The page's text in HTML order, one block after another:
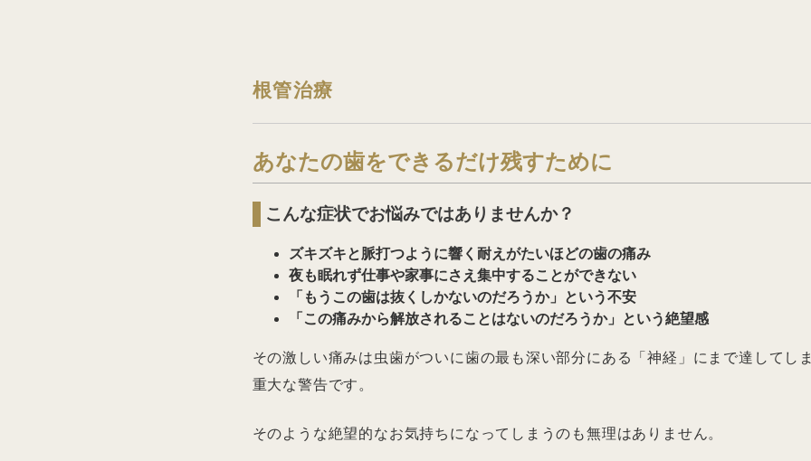
根管治療
あなたの歯をできるだけ残すために
こんな症状でお悩みではありませんか？
ズキズキと脈打つように響く耐えがたいほどの歯の痛み
夜も眠れず仕事や家事にさえ集中することができない
「もうこの歯は抜くしかないのだろうか」という不安
「この痛みから解放されることはないのだろうか」という絶望感
その激しい痛みは虫歯がついに歯の最も深い部分にある「神経」にまで達してし
重大な警告です。
そのような絶望的なお気持ちになってしまうのも無理はありません。